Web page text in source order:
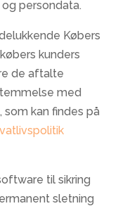
persondata.
Købers
kunders
de aftalte
med
som kan findes på
til sikring
sletning